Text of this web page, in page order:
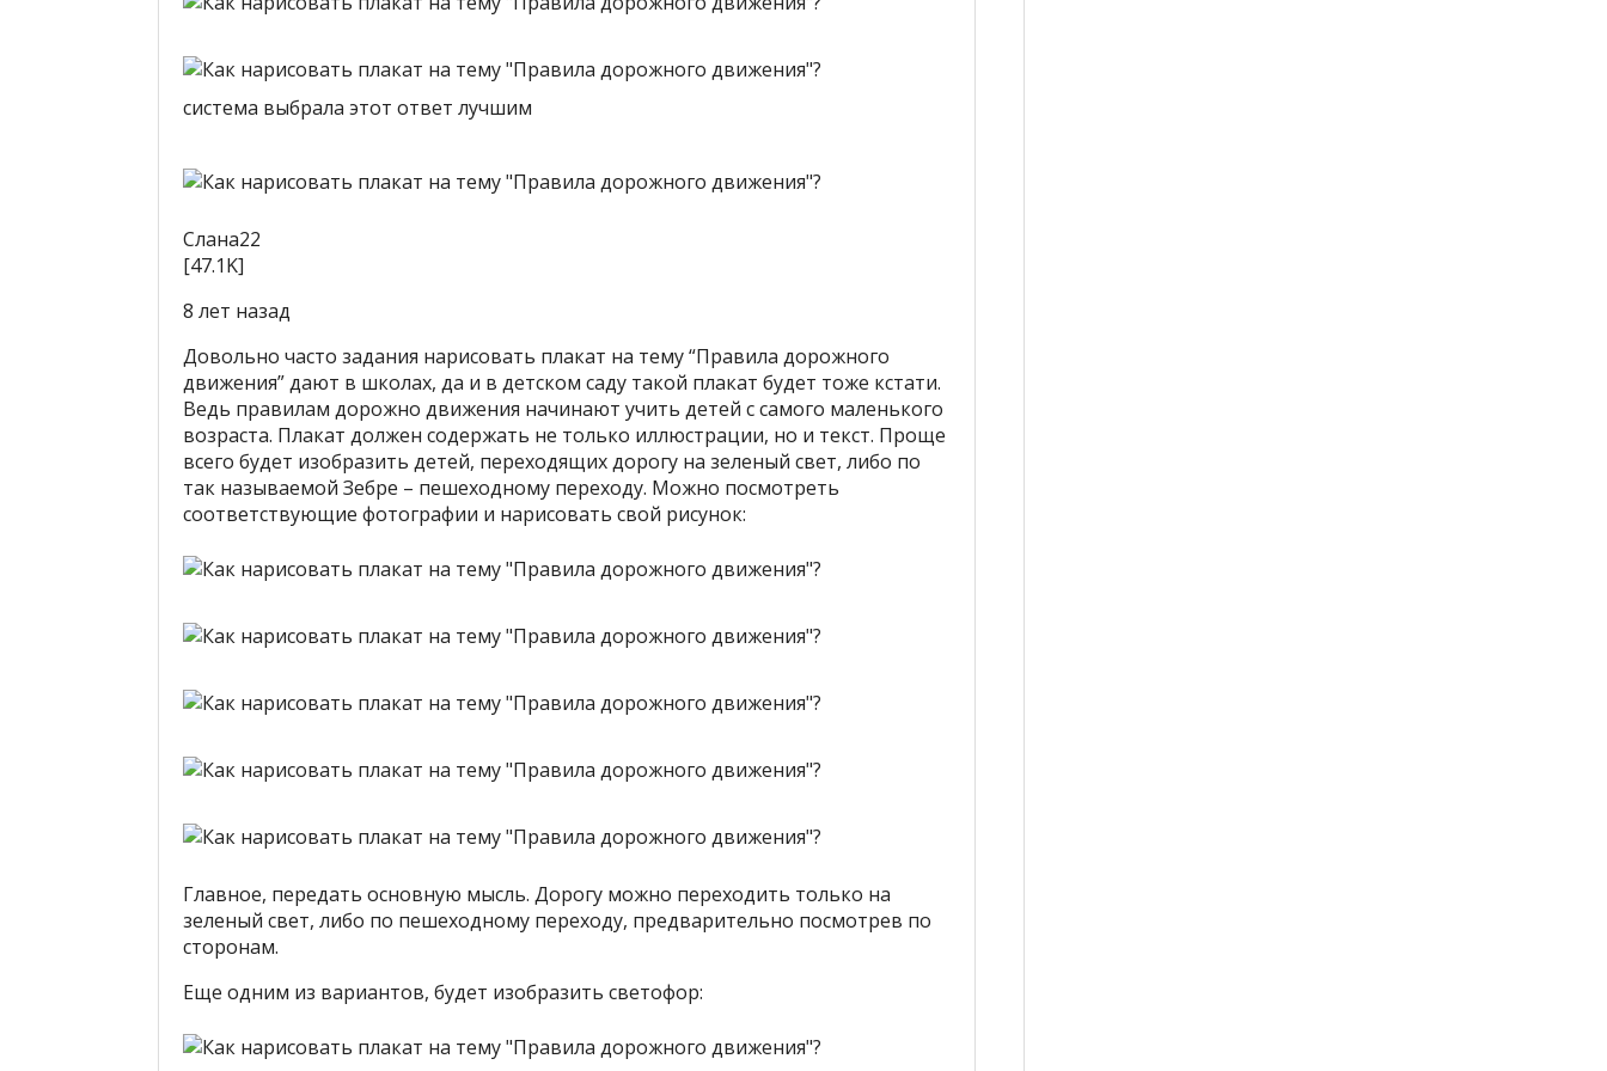
система выбрала этот ответ лучшим
Слана­22
[47.1K]
8 лет назад
Довольно часто задания нарисовать плакат на тему “Правила дорожного
движения” дают в школах, да и в детском саду такой плакат будет тоже кстати.
Ведь правилам дорожно движения начинают учить детей с самого маленького
возраста. Плакат должен содержать не только иллюстрации, но и текст. Проще
всего будет изобразить детей, переходящих дорогу на зеленый свет, либо по
так называемой Зебре – пешеходному переходу. Можно посмотреть
соответствующие фотографии и нарисовать свой рисунок:
Главное, передать основную мысль. Дорогу можно переходить только на
зеленый свет, либо по пешеходному переходу, предварительно посмотрев по
сторонам.
Еще одним из вариантов, будет изобразить светофор: